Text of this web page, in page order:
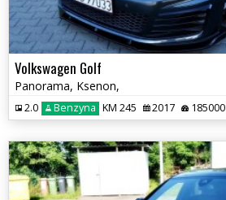
Volkswagen Golf
Panorama, Ksenon,
2.0 Benzyna KM 245 2017 185000